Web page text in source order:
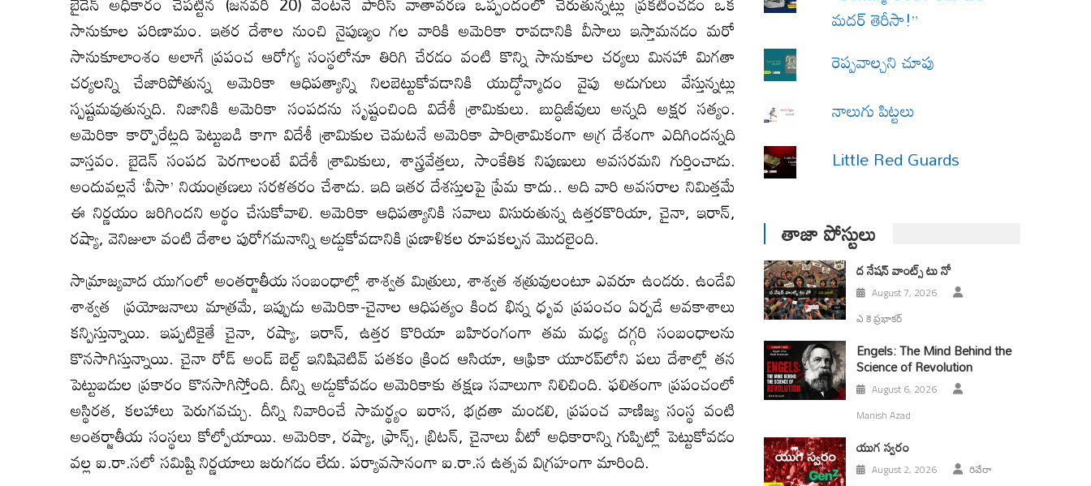
సానుకూల పరిణామం. ఇతర దేశాల నుంచి నైపుణ్యం గల వారికి అమెరికా రావడానికి వీసాలు ఇస్తామనడం మరో
సానుకూలాంశం అలాగే ప్రపంచ ఆరోగ్య సంస్థలోనూ తిరిగి చేరడం వంటి కొన్ని సానుకూల చర్యలు మినహా మిగతా
చర్యలన్ని చేజారిపోతున్న అమెరికా ఆధిపత్యాన్ని నిలబెట్టుకోవడానికి యుద్ధోన్మాదం వైపు అడుగులు వేస్తున్నట్లు
స్పష్టమవుతున్నది. నిజానికి అమెరికా సంపదను సృష్టంచింది విదేశీ శ్రామికులు. బుద్ధిజీవులు అన్నది అక్షర సత్యం.
అమెరికా కార్పొరేట్లది పెట్టుబడి కాగా విదేశీ శ్రామికుల చెమటనే అమెరికా పారిశ్రామికంగా అగ్ర దేశంగా ఎదిగిందన్నది
వాస్తవం. బైడెన్‌ సంపద పెరగాలంటే విదేశీ శ్రామికులు, శాస్త్రవేత్తలు, సాంకేతిక నిపుణులు అవసరమని గుర్తించాడు.
అందువల్లనే ‘వీసా’ నియంత్రణలు సరళతరం చేశాడు. ఇది ఇతర దేశస్తులపై ప్రేమ కాదు.. అది వారి అవసరాల నిమిత్తమే
ఈ నిర్ణయం జరిగిందని అర్థం చేసుకోవాలి. అమెరికా ఆధిపత్యానికి సవాలు విసురుతున్న ఉత్తరకొరియా, చైనా, ఇరాన్‌,
రష్యా, వెనిజులా వంటి దేశాల పురోగమనాన్ని అడ్డుకోవడానికి ప్రణాళికల రూపకల్పన మొదలైంది.
సామ్రాజ్యవాద యుగంలో అంతర్జాతీయ సంబంధాల్లో శాశ్వత మిత్రులు, శాశ్వత శత్రువులంటూ ఎవరూ ఉండరు. ఉండేవి
శాశ్వత ప్రయోజనాలు మాత్రమే, ఇప్పుడు అమెరికా-చైనాల ఆధిపత్యం కింద భిన్న ధృవ ప్రపంచం ఏర్పడే అవకాశాలు
కన్పిస్తున్నాయి. ఇప్పటికైతే చైనా, రష్యా, ఇరాన్‌, ఉత్తర కొరియా బహిరంగంగా తమ మధ్య దగ్గరి సంబంధాలను
కొనసాగిస్తున్నాయి. చైనా రోడ్‌ అండ్‌ బెల్ట్‌ ఇనిషివెటివ్‌ పతకం క్రింద ఆసియా, ఆఫ్రికా యూరప్‌లోని పలు దేశాల్లో తన
పెట్టుబడుల ప్రకారం కొనసాగిస్తోంది. దీన్ని అడ్డుకోవడం అమెరికాకు తక్షణ సవాలుగా నిలిచింది. ఫలితంగా ప్రపంచంలో
అస్థిరత, కలహాలు పెరుగవచ్చు. దీన్ని నివారించే సామర్థ్యం ఐరాస, భద్రతా మండలి, ప్రపంచ వాణిజ్య సంస్థ వంటి
అంతర్జాతీయ సంస్థలు కోల్పోయాయి. అమెరికా, రష్యా, ఫ్రాన్స్‌, బ్రిటన్‌, చైనాలు వీటో అధికారాన్ని గుప్పిట్లో పెట్టుకోవడం
వల్ల ఐ.రా.సలో సమిష్టి నిర్ణయాలు జరుగడం లేదు. పర్యావసానంగా ఐ.రా.స ఉత్సవ విగ్రహంగా మారింది.
మదర్ తెరీసా!”
రెప్పవాల్చని చూపు
నాలుగు పిట్టలు
Little Red Guards
తాజా పోస్టులు
ద నేషన్ వాంట్స్ టు నో
August 7, 2026
ఎ కె ప్రభాకర్
Engels: The Mind Behind the
Science of Revolution
August 6, 2026
Manish Azad
యుగ స్వ‌రం
August 2, 2026 రివేరా